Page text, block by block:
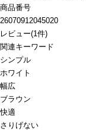
商品番号
26070912045020
レビュー(1件)
関連キーワード
シンプル
ホワイト
幅広
ブラウン
快適
さりげない